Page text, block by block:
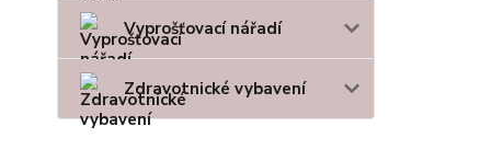
Vyprošťovací nářadí
Zdravotnické vybavení